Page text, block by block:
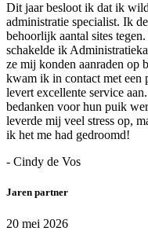
Dit jaar besloot ik dat ik
administratie specialist. Ik
behoorlijk aantal sites
schakelde ik
ze mij konden aanraden op
kwam ik in contact met een
levert excellente service
bedanken voor hun puik
leverde mij veel stress op,
ik het me had gedroomd!
- Cindy de Vos
Jaren partner
20 mei 2026